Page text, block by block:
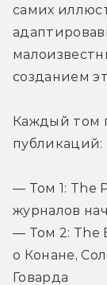
самих
созданием
Каждый том
публикаций:
— Том 1: The
журналов
— Том 2: The
о Конане,
Говарда